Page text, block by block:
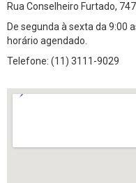
Rua Conselheiro Furtado,
De segunda à sexta da 9:00
horário agendado.
Telefone: (11) 3111-9029